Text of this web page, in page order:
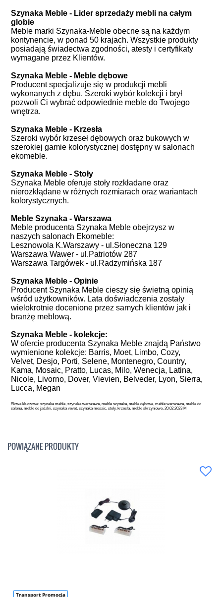
Szynaka Meble - Lider sprzedaży mebli na całym
globie
Meble marki Szynaka-Meble obecne są na każdym
kontynencie, w ponad 50 krajach. Wszystkie produkty
posiadają świadectwa zgodności, atesty i certyfikaty
wymagane przez Klientów.
Szynaka Meble - Meble dębowe
Producent specjalizuje się w produkcji mebli
wykonanych z dębu. Szeroki wybór kolekcji i brył
pozwoli Ci wybrać odpowiednie meble do Twojego
wnętrza.
Szynaka Meble - Krzesła
Szeroki wybór krzeseł dębowych oraz bukowych w
szerokiej gamie kolorystycznej dostępny w salonach
ekomeble.
Szynaka Meble - Stoły
Szynaka Meble oferuje stoły rozkładane oraz
nierozkłądane w różnych rozmiarach oraz wariantach
kolorystycznych.
Meble Szynaka - Warszawa
Meble producenta Szynaka Meble obejrzysz w
naszych salonach Ekomeble:
Lesznowola K.Warszawy - ul.Słoneczna 129
Warszawa Wawer - ul.Patriotów 287
Warszawa Targówek - ul.Radzymińska 187
Szynaka Meble - Opinie
Producent Szynaka Meble cieszy się świetną opinią
wśród użytkowników. Lata doświadczenia zostały
wielokrotnie docenione przez samych klientów jak i
branżę meblową.
Szynaka Meble - kolekcje:
W ofercie producenta Szynaka Meble znajdą Państwo
wymienione kolekcje: Barris, Moet, Limbo, Cozy,
Velvet, Desjo, Porti, Selene, Montenegro, Country,
Kama, Mosaic, Pratto, Lucas, Milo, Wenecja, Latina,
Nicole, Livorno, Dover, Vievien, Belveder, Lyon, Sierra,
Lucca, Megan
Słowa kluczowe: szynaka meble, szynaka warszawa, meble szynaka, meble dębowe, meble warszawa, meble do
salonu, meble do jadalni, szynaka vevet, szynaka mosaic, stoły, krzesła, meble skrzyniowe, 20.02.2023 M
POWIĄZANE PRODUKTY
Transport Promocja